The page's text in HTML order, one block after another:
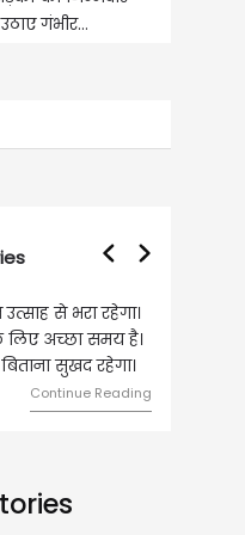
गंभीर...
है।
Reading
वृषभ |
वृष- आज का दिन इस
लिए शुभ रहने वाला है।
मामलों में सफलता मिलेगी।
मेलजोल बढ़ेगा। आर्थिक
समझकर...